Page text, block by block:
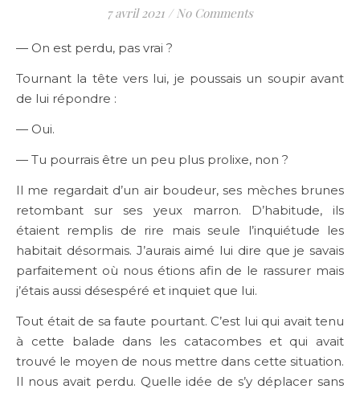
7 avril 2021 / No Comments
— On est perdu, pas vrai ?
Tournant la tête vers lui, je poussais un soupir avant
de lui répondre :
— Oui.
— Tu pourrais être un peu plus prolixe, non ?
Il me regardait d’un air boudeur, ses mèches brunes
retombant sur ses yeux marron. D’habitude, ils
étaient remplis de rire mais seule l’inquiétude les
habitait désormais. J’aurais aimé lui dire que je savais
parfaitement où nous étions afin de le rassurer mais
j’étais aussi désespéré et inquiet que lui.
Tout était de sa faute pourtant. C’est lui qui avait tenu
à cette balade dans les catacombes et qui avait
trouvé le moyen de nous mettre dans cette situation.
Il nous avait perdu. Quelle idée de s’y déplacer sans